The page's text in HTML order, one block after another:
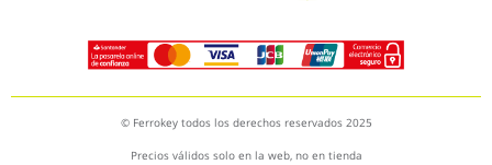
© Ferrokey todos los derechos reservados 2025
Precios válidos solo en la web, no en tienda